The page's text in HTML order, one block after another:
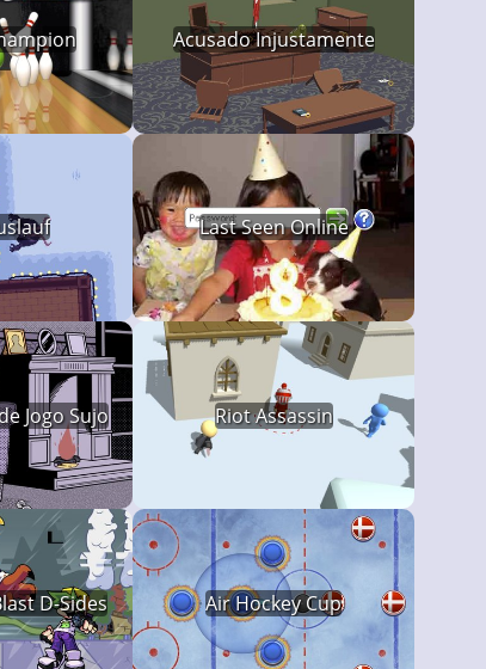
Acusado Injustamente
Last Seen Online
Jogo Sujo Riot Assassin
D-Sides Air Hockey Cup